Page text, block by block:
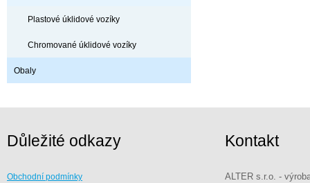
Plastové úklidové vozíky
Chromované úklidové vozíky
Obaly
Důležité odkazy
Obchodní podmínky
Kontakt
ALTER s.r.o. -